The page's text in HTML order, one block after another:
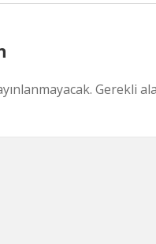
Gerekli